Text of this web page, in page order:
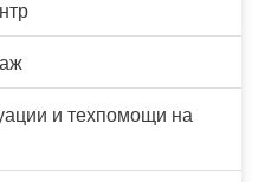
и техпомощи на